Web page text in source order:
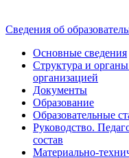
Сведения об
Основные сведения
Структура и
организацией
Документы
Образование
Образовательные
Руководство.
состав
Материально-